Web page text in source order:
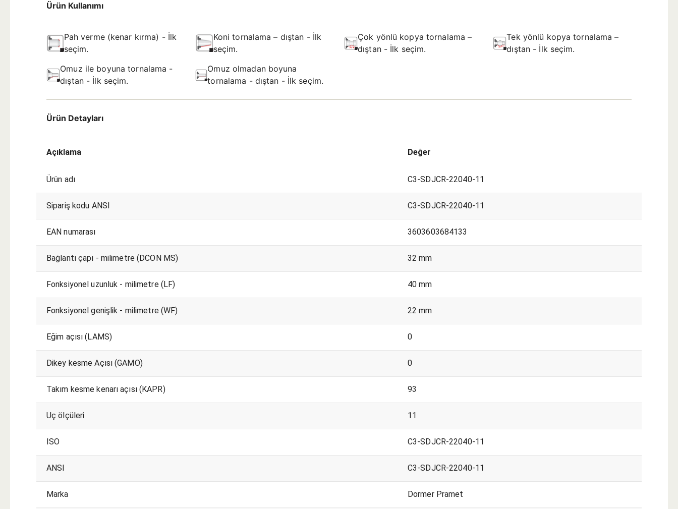
Ürün Kullanımı
Pah verme (kenar kırma) - İlk
seçim.
Koni tornalama – dıştan - İlk
seçim.
Çok yönlü kopya tornalama –
dıştan - İlk seçim.
Tek yönlü kopya tornalama –
dıştan - İlk seçim.
Omuz ile boyuna tornalama -
dıştan - İlk seçim.
Omuz olmadan boyuna
tornalama - dıştan - İlk seçim.
Ürün Detayları
Açıklama Değer
Ürün adı C3-SDJCR-22040-11
Sipariş kodu ANSI C3-SDJCR-22040-11
EAN numarası 3603603684133
Bağlantı çapı - milimetre (DCON MS) 32 mm
Fonksiyonel uzunluk - milimetre (LF) 40 mm
Fonksiyonel genişlik - milimetre (WF) 22 mm
Eğim açısı (LAMS) 0
Dikey kesme Açısı (GAMO) 0
Takım kesme kenarı açısı (KAPR) 93
Uç ölçüleri 11
ISO C3-SDJCR-22040-11
ANSI C3-SDJCR-22040-11
Marka Dormer Pramet